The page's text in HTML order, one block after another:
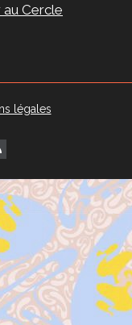
Cercle
légales